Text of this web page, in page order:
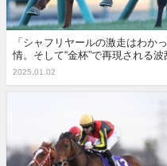
「シャフリヤールの激走はわか
情。そして“金杯”で再現される
2025.01.02